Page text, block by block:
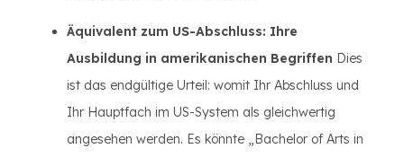
Äquivalent zum US-Abschluss: Ihre
Ausbildung in amerikanischen Begriffen Dies
ist das endgültige Urteil: womit Ihr Abschluss und
Ihr Hauptfach im US-System als gleichwertig
angesehen werden. Es könnte „Bachelor of Arts in